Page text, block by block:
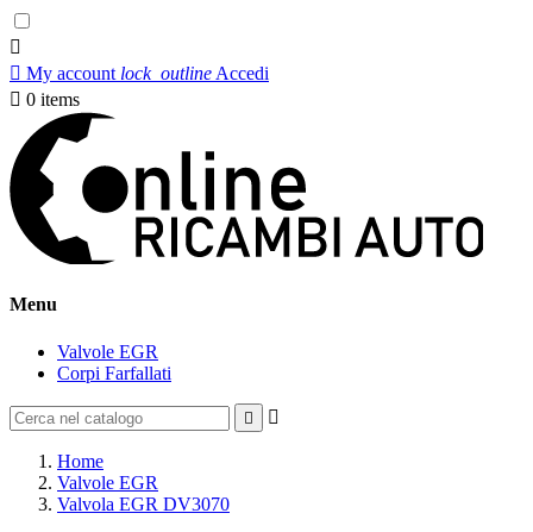

 My account lock_outline Accedi
 0 items
Menu
Valvole EGR
Corpi Farfallati
 
Home
Valvole EGR
Valvola EGR DV3070